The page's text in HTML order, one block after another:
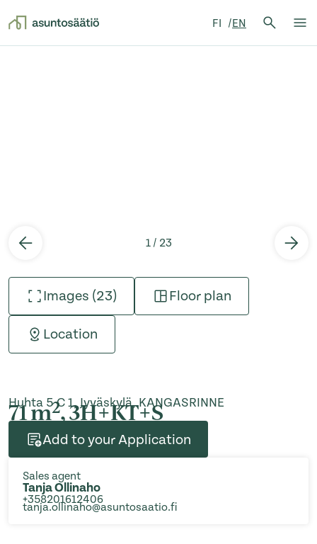
FI EN
Search
1 / 23
Images (23) Floor plan
Location
Huhta 5 C 1, Jyväskylä, KANGASRINNE
71 m2, 3H+KT+S
Add to your Application
Sales agent
Tanja Ollinaho
+358201612406
tanja.ollinaho@asuntosaatio.fi